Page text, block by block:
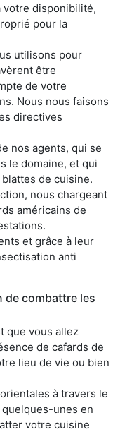
votre disponibilité,
pour la
utilisons pour
être
de votre
Nous nous faisons
directives
nos agents, qui se
le domaine, et qui
de cuisine.
nous chargeant
américains de
et grâce à leur
anti
de combattre les
que vous allez
de cafards de
lieu de vie ou bien
à travers le
unes en
votre cuisine